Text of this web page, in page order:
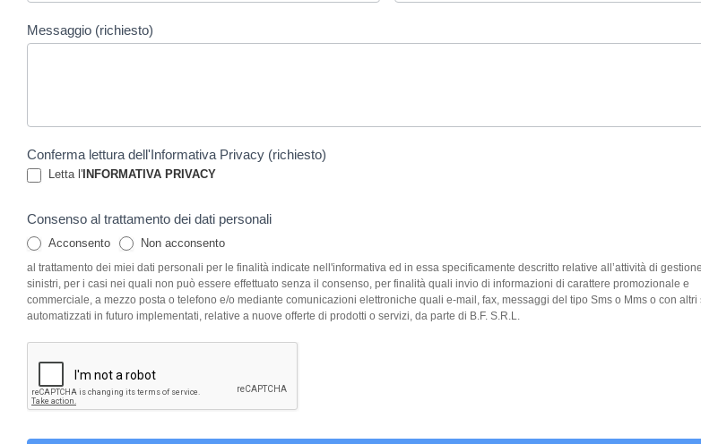
Messaggio (richiesto)
Conferma lettura dell'Informativa Privacy (richiesto)
Letta l' INFORMATIVA PRIVACY
Consenso al trattamento dei dati personali
Acconsento Non acconsento
al trattamento dei miei dati personali per le finalità indicate nell'informativa ed in essa specificamente descritto relative all’attività di
sinistri, per i casi nei quali non può essere effettuato senza il consenso, per finalità quali invio di informazioni di carattere promozionale e
commerciale, a mezzo posta o telefono e/o mediante comunicazioni elettroniche quali e-mail, fax, messaggi del tipo Sms o Mms o con altri
automatizzati in futuro implementati, relative a nuove offerte di prodotti o servizi, da parte di B.F. S.R.L.